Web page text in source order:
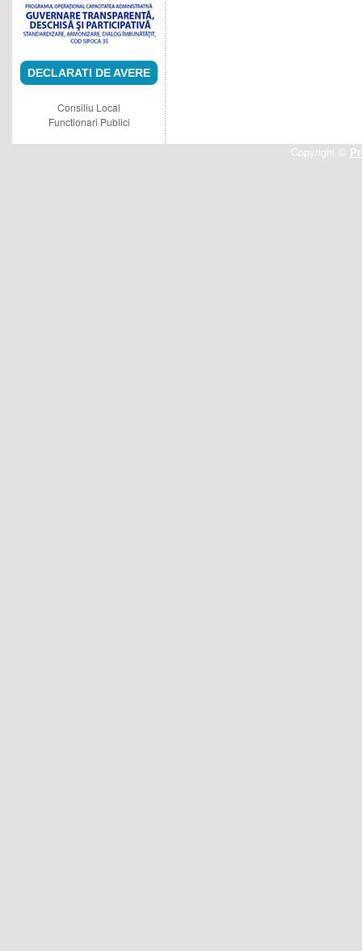
DECLARATI DE AVERE
Consiliu Local
Functionari Publici
Copyright ©